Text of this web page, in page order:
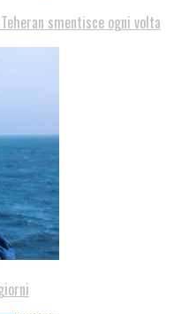
smentisce ogni volta